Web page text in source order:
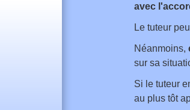
avec
Le tuteur
Néanmoins,
sur sa
Si le tuteur
au plus tôt